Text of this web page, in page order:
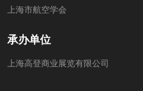
上海市航空学会
承办单位
上海高登商业展览有限公司